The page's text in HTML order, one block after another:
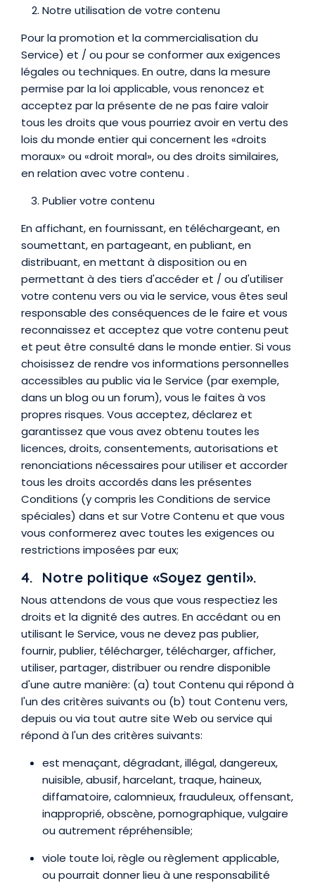
Notre utilisation de votre contenu
Pour la promotion et la commercialisation du
Service) et / ou pour se conformer aux exigences
légales ou techniques. En outre, dans la mesure
permise par la loi applicable, vous renoncez et
acceptez par la présente de ne pas faire valoir
tous les droits que vous pourriez avoir en vertu des
lois du monde entier qui concernent les «droits
moraux» ou «droit moral», ou des droits similaires,
en relation avec votre contenu .
Publier votre contenu
En affichant, en fournissant, en téléchargeant, en
soumettant, en partageant, en publiant, en
distribuant, en mettant à disposition ou en
permettant à des tiers d'accéder et / ou d'utiliser
votre contenu vers ou via le service, vous êtes seul
responsable des conséquences de le faire et vous
reconnaissez et acceptez que votre contenu peut
et peut être consulté dans le monde entier. Si vous
choisissez de rendre vos informations personnelles
accessibles au public via le Service (par exemple,
dans un blog ou un forum), vous le faites à vos
propres risques. Vous acceptez, déclarez et
garantissez que vous avez obtenu toutes les
licences, droits, consentements, autorisations et
renonciations nécessaires pour utiliser et accorder
tous les droits accordés dans les présentes
Conditions (y compris les Conditions de service
spéciales) dans et sur Votre Contenu et que vous
vous conformerez avec toutes les exigences ou
restrictions imposées par eux;
4. Notre politique «Soyez gentil».
Nous attendons de vous que vous respectiez les
droits et la dignité des autres. En accédant ou en
utilisant le Service, vous ne devez pas publier,
fournir, publier, télécharger, télécharger, afficher,
utiliser, partager, distribuer ou rendre disponible
d'une autre manière: (a) tout Contenu qui répond à
l'un des critères suivants ou (b) tout Contenu vers,
depuis ou via tout autre site Web ou service qui
répond à l'un des critères suivants:
est menaçant, dégradant, illégal, dangereux,
nuisible, abusif, harcelant, traque, haineux,
diffamatoire, calomnieux, frauduleux, offensant,
inapproprié, obscène, pornographique, vulgaire
ou autrement répréhensible;
viole toute loi, règle ou règlement applicable,
ou pourrait donner lieu à une responsabilité